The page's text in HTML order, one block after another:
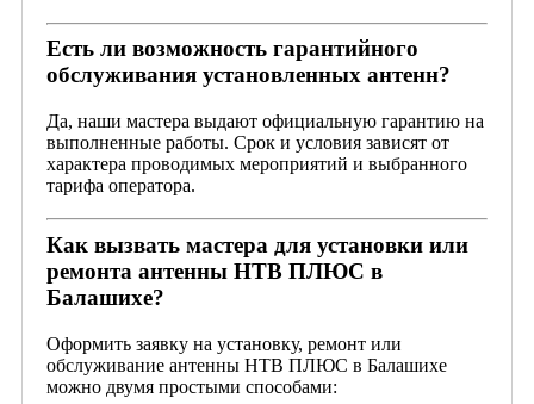
Есть ли возможность гарантийного
обслуживания установленных антенн?
Да, наши мастера выдают официальную гарантию на
выполненные работы. Срок и условия зависят от
характера проводимых мероприятий и выбранного
тарифа оператора.
Как вызвать мастера для установки или
ремонта антенны НТВ ПЛЮС в
Балашихе?
Оформить заявку на установку, ремонт или
обслуживание антенны НТВ ПЛЮС в Балашихе
можно двумя простыми способами: